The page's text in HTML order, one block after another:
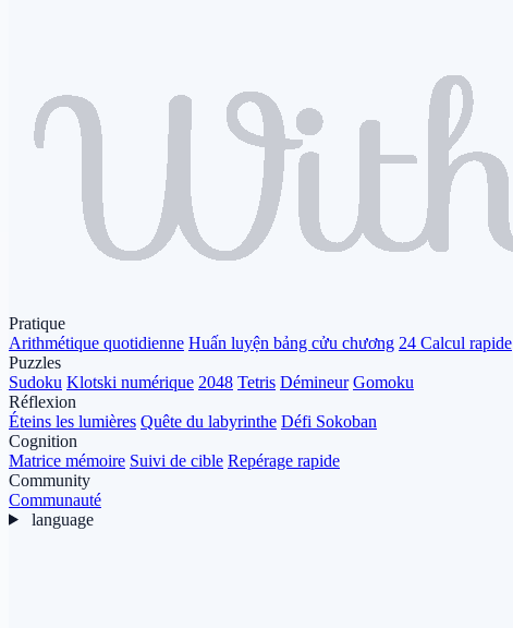
Pratique
Arithmétique quotidienne Huấn luyện bảng cửu chương 24 Calcul rapide
Puzzles
Sudoku Klotski numérique 2048 Tetris Démineur Gomoku
Réflexion
Éteins les lumières Quête du labyrinthe Défi Sokoban
Cognition
Matrice mémoire Suivi de cible Repérage rapide
Community
Communauté
language